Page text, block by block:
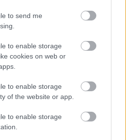
to send me
to enable storage
cookies on web or
to enable storage
of the website or app.
to enable storage
2026-08-15 18:00